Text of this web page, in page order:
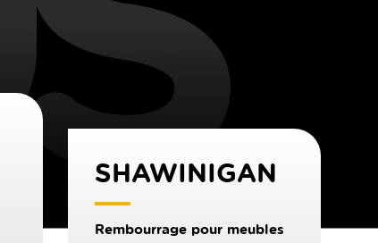
SHAWINIGAN
Rembourrage pour meubles